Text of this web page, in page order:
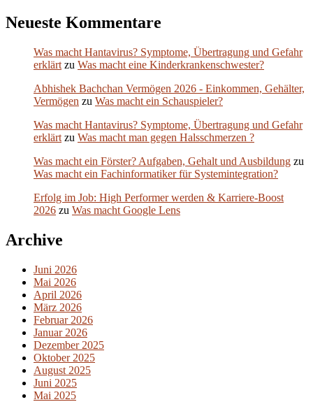
Neueste Kommentare
Was macht Hantavirus? Symptome, Übertragung und Gefahr
erklärt zu Was macht eine Kinderkrankenschwester?
Abhishek Bachchan Vermögen 2026 - Einkommen, Gehälter,
Vermögen zu Was macht ein Schauspieler?
Was macht Hantavirus? Symptome, Übertragung und Gefahr
erklärt zu Was macht man gegen Halsschmerzen ?
Was macht ein Förster? Aufgaben, Gehalt und Ausbildung zu
Was macht ein Fachinformatiker für Systemintegration?
Erfolg im Job: High Performer werden & Karriere-Boost
2026 zu Was macht Google Lens
Archive
Juni 2026
Mai 2026
April 2026
März 2026
Februar 2026
Januar 2026
Dezember 2025
Oktober 2025
August 2025
Juni 2025
Mai 2025